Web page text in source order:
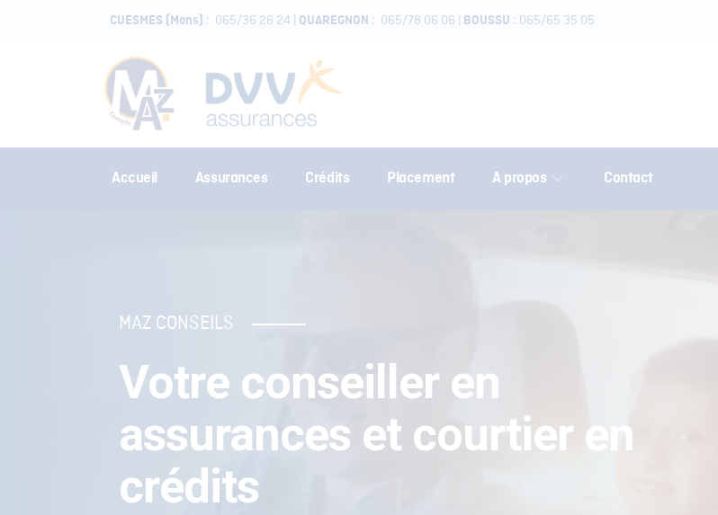
CUESMES (Mons) : 065/36 26 24 QUAREGNON : 065/78 06 06 BOUSSU : 065/65 35 05
Accueil Assurances Crédits Placement A propos Contact
MAZ CONSEILS
Votre conseiller en
assurances et courtier en
crédits